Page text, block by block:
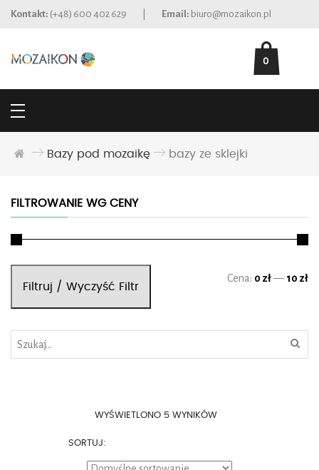
Kontakt: (+48) 600 402 629 Email: biuro@mozaikon.pl
0
Bazy pod mozaikę bazy ze sklejki
FILTROWANIE WG CENY
Filtruj / Wyczyść Filtr
Cena: 0 zł— 10 zł
WYŚWIETLONO 5 WYNIKÓW
SORTUJ: